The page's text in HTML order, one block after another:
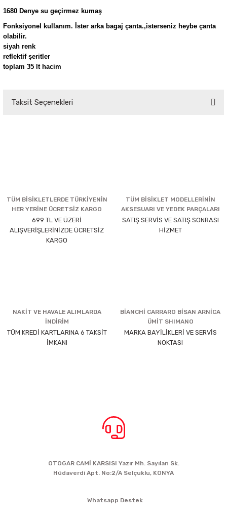
1680 Denye su geçirmez kumaş
Fonksiyonel kullanım. İster arka bagaj çanta.,isterseniz heybe çanta
olabilir.
siyah renk
reflektif şeritler
toplam 35 lt hacim
Taksit Seçenekleri
TÜM BİSİKLETLERDE TÜRKİYENİN
HER YERİNE ÜCRETSİZ KARGO
699 TL VE ÜZERİ
ALIŞVERİŞLERİNİZDE ÜCRETSİZ
KARGO
TÜM BİSİKLET MODELLERİNİN
AKSESUARI VE YEDEK PARÇALARI
SATIŞ SERVİS VE SATIŞ SONRASI
HİZMET
NAKİT VE HAVALE ALIMLARDA
İNDİRİM
TÜM KREDİ KARTLARINA 6 TAKSİT
İMKANI
BİANCHİ CARRARO BİSAN ARNİCA
ÜMİT SHIMANO
MARKA BAYİLİKLERİ VE SERVİS
NOKTASI
OTOGAR CAMİ KARSISI Yazır Mh. Sayılan Sk.
Hüdaverdi Apt. No:2/A Selçuklu, KONYA
Whatsapp Destek